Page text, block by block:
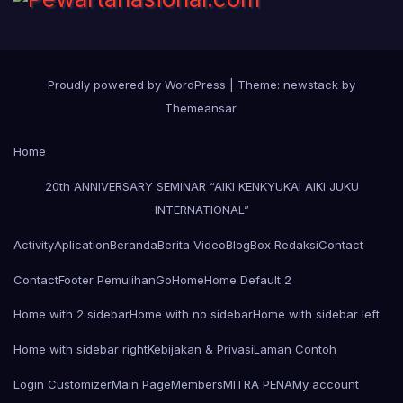
Proudly powered by WordPress
Theme: newstack by
Themeansar.
Home
20th ANNIVERSARY SEMINAR “AIKI KENKYUKAI AIKI JUKU
INTERNATIONAL”
ActivityAplicationBerandaBerita VideoBlogBox RedaksiContact
ContactFooter PemulihanGoHomeHome Default 2
Home with 2 sidebarHome with no sidebarHome with sidebar left
Home with sidebar rightKebijakan & PrivasiLaman Contoh
Login CustomizerMain PageMembersMITRA PENAMy account